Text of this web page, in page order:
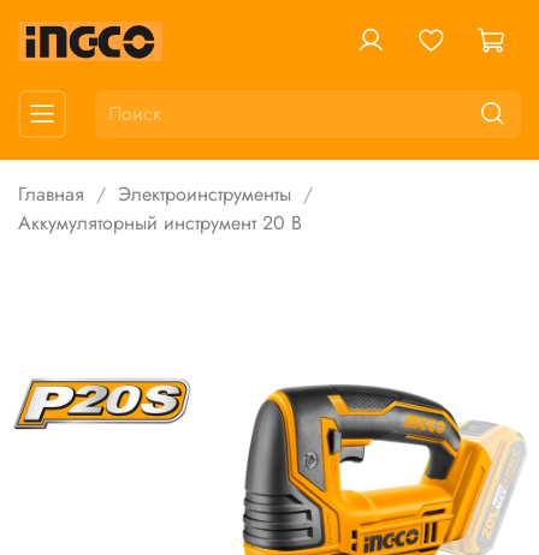
Главная
Электроинструменты
Аккумуляторный инструмент 20 В